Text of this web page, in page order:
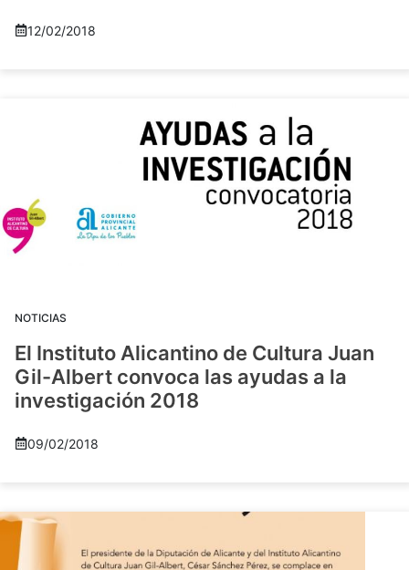
12/02/2018
NOTICIAS
El Instituto Alicantino de Cultura Juan
Gil-Albert convoca las ayudas a la
investigación 2018
09/02/2018